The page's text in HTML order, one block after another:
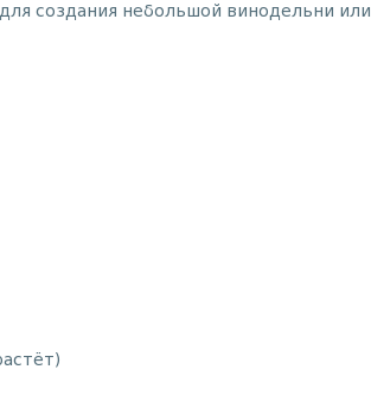
создания небольшой винодельни или